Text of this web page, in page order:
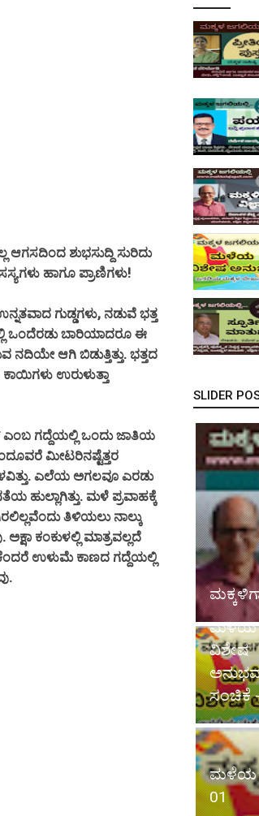
ಆಗಸದಿಂದ ಶುಭಸುದ್ದಿ ಸುರಿದು
ಹಾಗೂ ಪ್ರಾಣಿಗಳು!
ಗುಡ್ಡಗಳು, ನಡುವೆ ಭತ್ತ
ಒಂದೆರಡು ಬಾರಿಯಾದರೂ ಈ
ನದಿಯೇ ಆಗಿ ಬಿಡುತ್ತಿತ್ತು. ಭತ್ತದ
ಉರುಳುತ್ತಾ
ಎಂಬ ಗದ್ದೆಯಲ್ಲಿ ಒಂದು ಜಾತಿಯ
ಮೀಟರಿನಷ್ಟೆತ್ತರ
ಎಲೆಯ ಅಗಲವೂ ಎರಡು
ಹುಲ್ಲಾಗಿತ್ತು. ಮಳೆ ಪ್ರವಾಹಕ್ಕೆ
ತಿಳಿಯಲು ನಾಲ್ಕು
ಕಂಕುಳಲ್ಲಿ ಮಾತ್ರವಲ್ಲದೆ
ಉಳುಮೆ ಕಾಣದ ಗದ್ದೆಯಲ್ಲಿ
SLIDER
ಮಳೆಯ
02
ಸಂಚಿಕೆ
ಜೀವನ